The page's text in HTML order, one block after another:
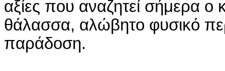
αξίες που αναζητεί σήμερα ο
θάλασσα, αλώβητο φυσικό
παράδοση.